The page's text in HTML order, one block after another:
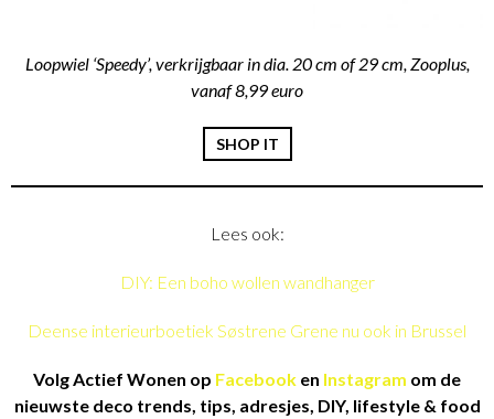
Loopwiel ‘Speedy’, verkrijgbaar in dia. 20 cm of 29 cm, Zooplus,
vanaf 8,99 euro
SHOP IT
Lees ook:
DIY: Een boho wollen wandhanger
Deense interieurboetiek Søstrene Grene nu ook in Brussel
Volg Actief Wonen op Facebook en Instagram om de
nieuwste deco trends, tips, adresjes, DIY, lifestyle & food